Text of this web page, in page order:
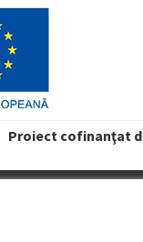
Proiect cofinanţat